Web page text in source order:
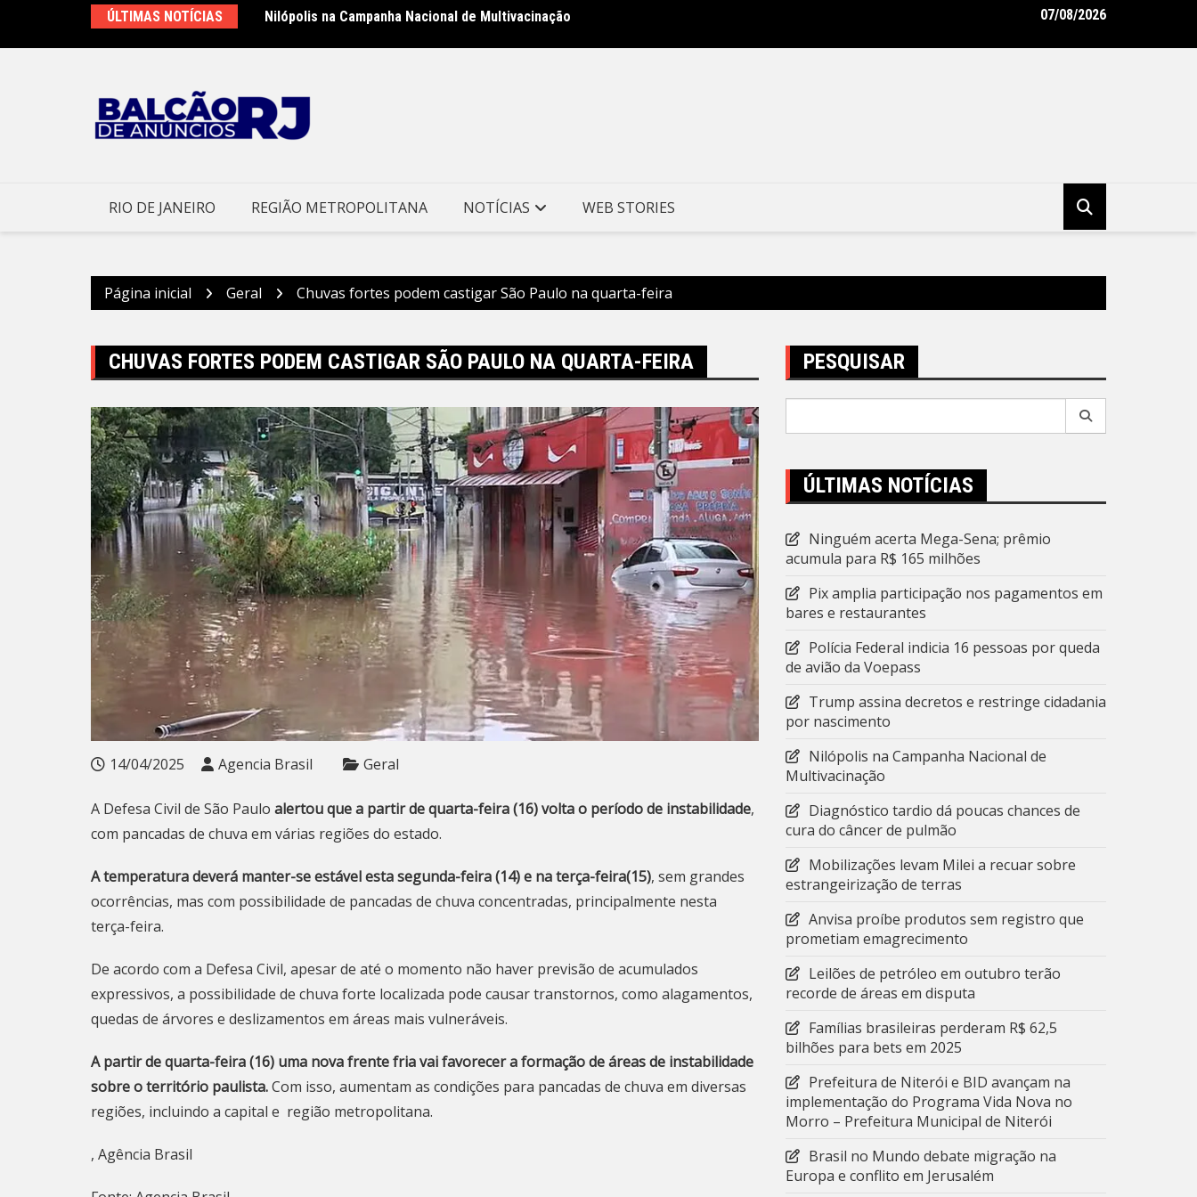
o
ÚLTIMAS NOTÍCIAS Nilópolis na Campanha Nacional de Multivacinação
Prefeitura de Niterói e BID avançam na implementação do Programa
07/08/2026
RIO DE JANEIRO REGIÃO METROPOLITANA NOTÍCIAS WEB STORIES
Página inicial Geral Chuvas fortes podem castigar São Paulo na quarta-feira
CHUVAS FORTES PODEM CASTIGAR SÃO PAULO NA QUARTA-FEIRA
14/04/2025 Agencia Brasil Geral
A Defesa Civil de São Paulo alertou que a partir de quarta-feira (16) volta o período de instabilidade,
com pancadas de chuva em várias regiões do estado.
A temperatura deverá manter-se estável esta segunda-feira (14) e na terça-feira(15), sem grandes
ocorrências, mas com possibilidade de pancadas de chuva concentradas, principalmente nesta
terça-feira.
De acordo com a Defesa Civil, apesar de até o momento não haver previsão de acumulados
expressivos, a possibilidade de chuva forte localizada pode causar transtornos, como alagamentos,
quedas de árvores e deslizamentos em áreas mais vulneráveis.
A partir de quarta-feira (16) uma nova frente fria vai favorecer a formação de áreas de instabilidade
sobre o território paulista.Com isso, aumentam as condições para pancadas de chuva em diversas
regiões, incluindo a capital e região metropolitana.
, Agência Brasil
PESQUISAR
ÚLTIMAS NOTÍCIAS
Ninguém acerta Mega-Sena; prêmio
acumula para R$ 165 milhões
Pix amplia participação nos pagamentos em
bares e restaurantes
Polícia Federal indicia 16 pessoas por queda
de avião da Voepass
Trump assina decretos e restringe cidadania
por nascimento
Nilópolis na Campanha Nacional de
Multivacinação
Diagnóstico tardio dá poucas chances de
cura do câncer de pulmão
Mobilizações levam Milei a recuar sobre
estrangeirização de terras
Anvisa proíbe produtos sem registro que
prometiam emagrecimento
Leilões de petróleo em outubro terão
recorde de áreas em disputa
Famílias brasileiras perderam R$ 62,5
bilhões para bets em 2025
Prefeitura de Niterói e BID avançam na
implementação do Programa Vida Nova no
Morro – Prefeitura Municipal de Niterói
Brasil no Mundo debate migração na
Europa e conflito em Jerusalém